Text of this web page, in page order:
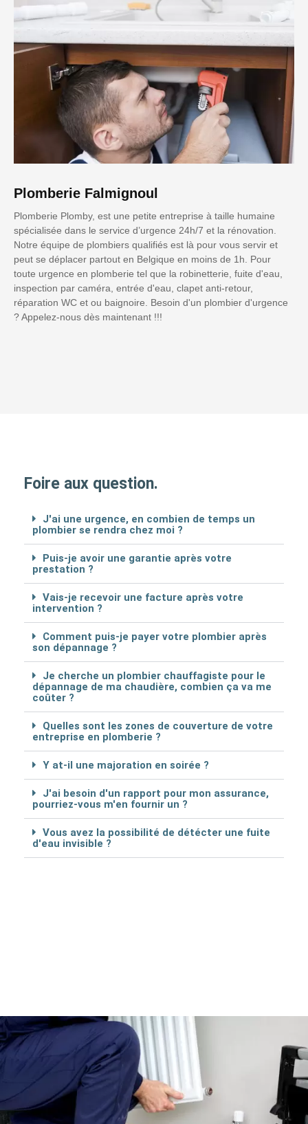
Plomberie Falmignoul
Plomberie Plomby, est une petite entreprise à taille humaine
spécialisée dans le service d’urgence 24h/7 et la rénovation.
Notre équipe de plombiers qualifiés est là pour vous servir et
peut se déplacer partout en Belgique en moins de 1h. Pour
toute urgence en plomberie tel que la robinetterie, fuite d'eau,
inspection par caméra, entrée d'eau, clapet anti-retour,
réparation WC et ou baignoire. Besoin d'un plombier d'urgence
? Appelez-nous dès maintenant !!!
Foire aux question.
J'ai une urgence, en combien de temps un
plombier se rendra chez moi ?
Puis-je avoir une garantie après votre
prestation ?
Vais-je recevoir une facture après votre
intervention ?
Comment puis-je payer votre plombier après
son dépannage ?
Je cherche un plombier chauffagiste pour le
dépannage de ma chaudière, combien ça va me
coûter ?
Quelles sont les zones de couverture de votre
entreprise en plomberie ?
Y at-il une majoration en soirée ?
J'ai besoin d'un rapport pour mon assurance,
pourriez-vous m'en fournir un ?
Vous avez la possibilité de détécter une fuite
d'eau invisible ?